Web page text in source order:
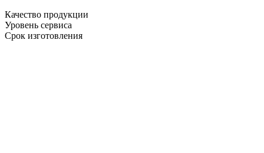
Качество продукции
Уровень сервиса
Срок изготовления